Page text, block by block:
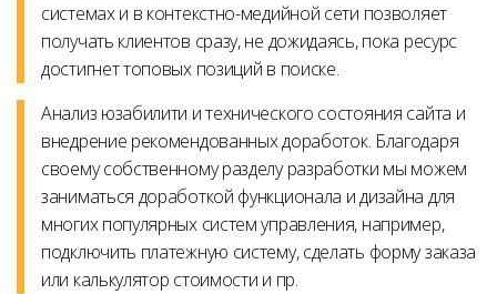
системах и в контекстно-медийной сети позволяет
получать клиентов сразу, не дожидаясь, пока ресурс
достигнет топовых позиций в поиске.
Анализ юзабилити и технического состояния сайта и
внедрение рекомендованных доработок. Благодаря
своему собственному разделу разработки мы можем
заниматься доработкой функционала и дизайна для
многих популярных систем управления, например,
подключить платежную систему, сделать форму заказа
или калькулятор стоимости и пр.